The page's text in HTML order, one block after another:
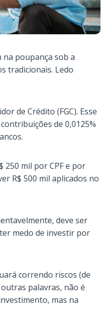
poupança sob a
tradicionais. Ledo
de Crédito (FGC). Esse
de 0,0125%
250 mil por CPF e por
R$ 500 mil aplicados no
deve ser
medo de investir por
correndo riscos (de
palavras, não é
mas na